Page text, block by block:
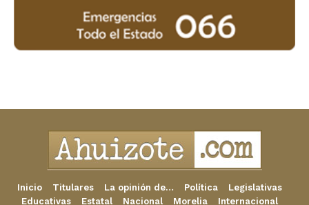
Inicio Titulares La opinión de… Política
Legislativas
Educativas
Estatal Nacional Morelia Internacional